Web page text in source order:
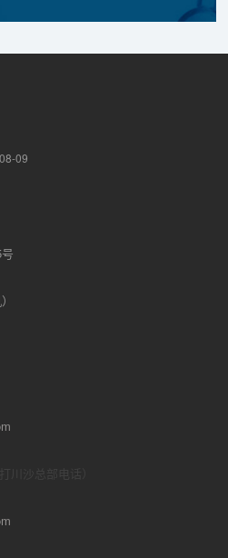
09